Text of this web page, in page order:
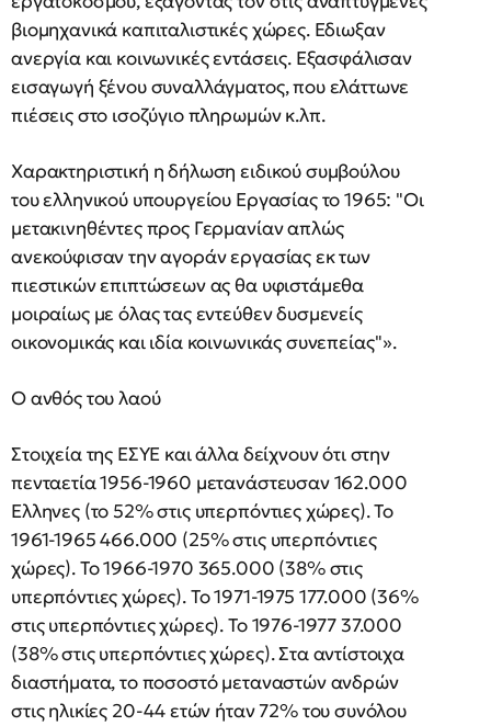
βιομηχανικά καπιταλιστικές χώρες. Εδιωξαν
ανεργία και κοινωνικές εντάσεις. Εξασφάλισαν
εισαγωγή ξένου συναλλάγματος, που ελάττωνε
πιέσεις στο ισοζύγιο πληρωμών κ.λπ.
Χαρακτηριστική η δήλωση ειδικού συμβούλου
του ελληνικού υπουργείου Εργασίας το 1965: "Οι
μετακινηθέντες προς Γερμανίαν απλώς
ανεκούφισαν την αγοράν εργασίας εκ των
πιεστικών επιπτώσεων ας θα υφιστάμεθα
μοιραίως με όλας τας εντεύθεν δυσμενείς
οικονομικάς και ιδία κοινωνικάς συνεπείας"».
Ο ανθός του λαού
Στοιχεία της ΕΣΥΕ και άλλα δείχνουν ότι στην
πενταετία 1956-1960 μετανάστευσαν 162.000
Ελληνες (το 52% στις υπερπόντιες χώρες). Το
1961-1965 466.000 (25% στις υπερπόντιες
χώρες). Το 1966-1970 365.000 (38% στις
υπερπόντιες χώρες). Το 1971-1975 177.000 (36%
στις υπερπόντιες χώρες). Το 1976-1977 37.000
(38% στις υπερπόντιες χώρες). Στα αντίστοιχα
διαστήματα, το ποσοστό μεταναστών ανδρών
στις ηλικίες 20-44 ετών ήταν 72% του συνόλου